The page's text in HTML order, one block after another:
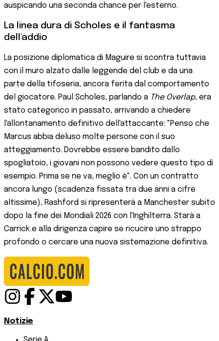
auspicando una seconda chance per l'esterno.
La linea dura di Scholes e il fantasma
dell'addio
La posizione diplomatica di Maguire si scontra tuttavia
con il muro alzato dalle leggende del club e da una
parte della tifoseria, ancora ferita dal comportamento
del giocatore. Paul Scholes, parlando a The Overlap, era
stato categorico in passato, arrivando a chiedere
l'allontanamento definitivo dell'attaccante: "Penso che
Marcus abbia deluso molte persone con il suo
atteggiamento. Dovrebbe essere bandito dallo
spogliatoio, i giovani non possono vedere questo tipo di
esempio. Prima se ne va, meglio è". Con un contratto
ancora lungo (scadenza fissata tra due anni a cifre
altissime), Rashford si ripresenterà a Manchester subito
dopo la fine dei Mondiali 2026 con l'Inghilterra. Starà a
Carrick e alla dirigenza capire se ricucire uno strappo
profondo o cercare una nuova sistemazione definitiva.
Notizie